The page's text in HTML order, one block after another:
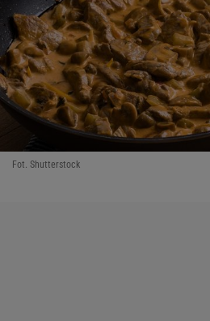
Fot. Shutterstock